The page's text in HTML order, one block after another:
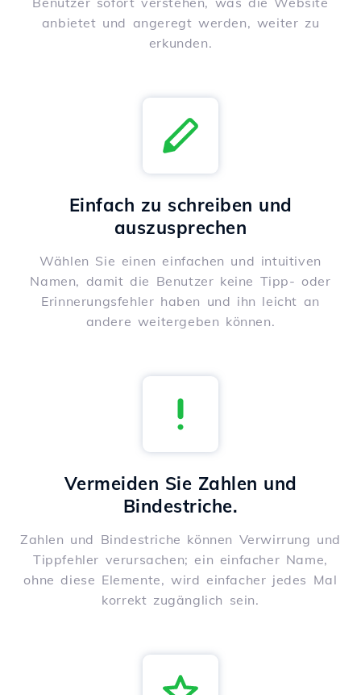
anbietet und angeregt werden, weiter zu
erkunden.
Einfach zu schreiben und
auszusprechen
Wählen Sie einen einfachen und intuitiven
Namen, damit die Benutzer keine Tipp- oder
Erinnerungsfehler haben und ihn leicht an
andere weitergeben können.
Vermeiden Sie Zahlen und
Bindestriche.
Zahlen und Bindestriche können Verwirrung und
Tippfehler verursachen; ein einfacher Name,
ohne diese Elemente, wird einfacher jedes Mal
korrekt zugänglich sein.